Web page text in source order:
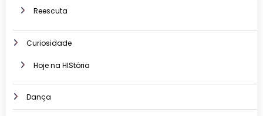
Reescuta
Curiosidade
Hoje na HIStória
Dança